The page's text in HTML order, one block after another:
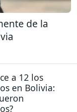
de la
a 12 los
en Bolivia: